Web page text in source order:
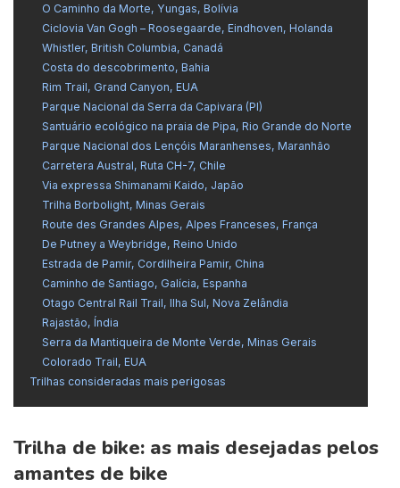
O Caminho da Morte, Yungas, Bolívia
Ciclovia Van Gogh – Roosegaarde, Eindhoven, Holanda
Whistler, British Columbia, Canadá
Costa do descobrimento, Bahia
Rim Trail, Grand Canyon, EUA
Parque Nacional da Serra da Capivara (PI)
Santuário ecológico na praia de Pipa, Rio Grande do Norte
Parque Nacional dos Lençóis Maranhenses, Maranhão
Carretera Austral, Ruta CH-7, Chile
Via expressa Shimanami Kaido, Japão
Trilha Borbolight, Minas Gerais
Route des Grandes Alpes, Alpes Franceses, França
De Putney a Weybridge, Reino Unido
Estrada de Pamir, Cordilheira Pamir, China
Caminho de Santiago, Galícia, Espanha
Otago Central Rail Trail, Ilha Sul, Nova Zelândia
Rajastão, Índia
Serra da Mantiqueira de Monte Verde, Minas Gerais
Colorado Trail, EUA
Trilhas consideradas mais perigosas
Trilha de bike: as mais desejadas pelos
amantes de bike